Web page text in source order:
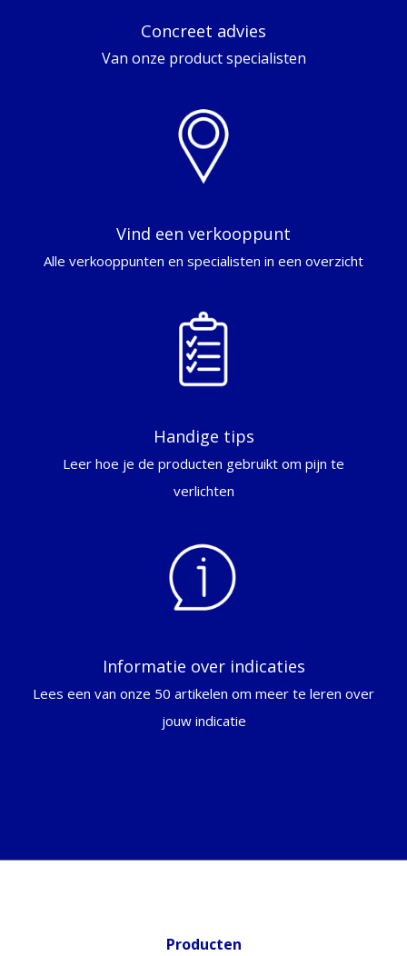
Concreet advies
Van onze product specialisten
Vind een verkooppunt
Alle verkooppunten en specialisten in een overzicht
Handige tips
Leer hoe je de producten gebruikt om pijn te
verlichten
Informatie over indicaties
Lees een van onze 50 artikelen om meer te leren over
jouw indicatie
Producten